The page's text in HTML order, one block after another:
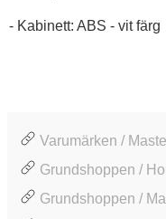
- Kabinett: ABS - vit färg
Varumärken /
Grundshoppen /
Grundshoppen /